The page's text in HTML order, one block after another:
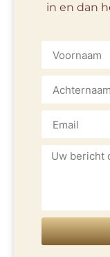
in en dan